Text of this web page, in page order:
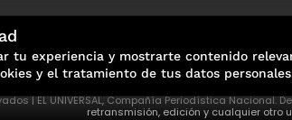
| EL UNIVERSAL, Compañía Periodística
retransmisión, edición y cualquier otro
tu experiencia y mostrarte contenido
y el tratamiento de tus datos